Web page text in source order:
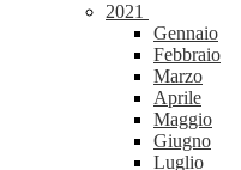
2021
Gennaio
Febbraio
Marzo
Aprile
Maggio
Giugno
Luglio